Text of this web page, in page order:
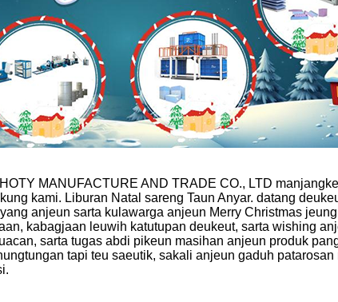
MANUFACTURE AND TRADE CO., LTD
kami. Liburan Natal sareng Taun Anyar. datang
anjeun sarta kulawarga anjeun Merry Christmas
kabagjaan leuwih katutupan deukeut, sarta wishing
sarta tugas abdi pikeun masihan anjeun produk
tapi teu saeutik, sakali anjeun gaduh